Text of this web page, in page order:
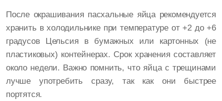
После окрашивания пасхальные яйца рекомендуется
хранить в холодильнике при температуре от +2 до +6
градусов Цельсия в бумажных или картонных (не
пластиковых) контейнерах. Срок хранения составляет
около недели. Важно помнить, что яйца с трещинами
лучше употребить сразу, так как они быстрее
портятся.